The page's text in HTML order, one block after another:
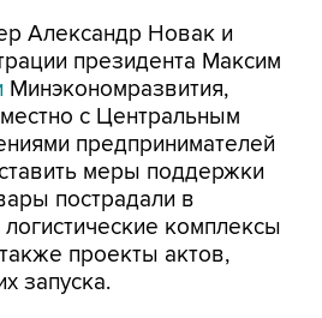
Александр Новак и
президента Максим
Минэкономразвития,
с Центральным
предпринимателей
меры поддержки
пострадали в
логистические комплексы
проекты актов,
запуска.